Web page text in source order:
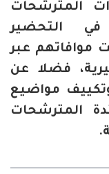
المترشحات
في التحضير
موافاتهم عبر
فضلا عن
مواضيع
المترشحات